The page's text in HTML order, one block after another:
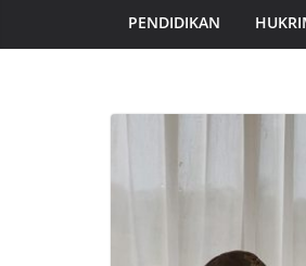
PENDIDIKAN